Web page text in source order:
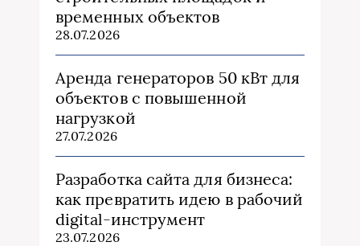
временных объектов
28.07.2026
Аренда генераторов 50 кВт для
объектов с повышенной
нагрузкой
27.07.2026
Разработка сайта для бизнеса:
как превратить идею в рабочий
digital-инструмент
23.07.2026